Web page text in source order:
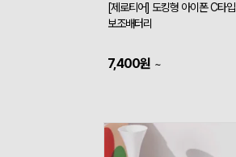
[제로티어] 도킹형 아이폰 C타입 5000
보조배터리
7,400원 ~